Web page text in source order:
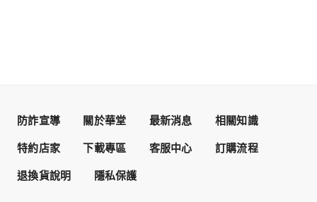
防詐宣導 關於華堂 最新消息
相關知識
特約店家
下載專區 客服中心
訂購流程
退換貨說明
隱私保護